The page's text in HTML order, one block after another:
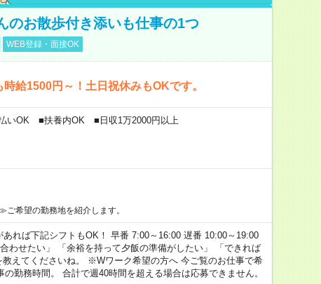
のお散歩付き添いも仕事の1つ
WEB登録・面接OK
給1500円～！土日祝休みもOKです。
いOK ■扶養内OK ■日収1万2000円以上
希望の勤務地を紹介します。
れば下記シフトもOK！ 早番 7:00～16:00 遅番 10:00～19:00
わせたい」 「余裕を持って夕飯の準備がしたい」 「できれば
えてくださいね。 ※Wワーク希望の方へ 今ご覧のお仕事で希
勤務時間。 合計で週40時間を超える場合は応募できません。